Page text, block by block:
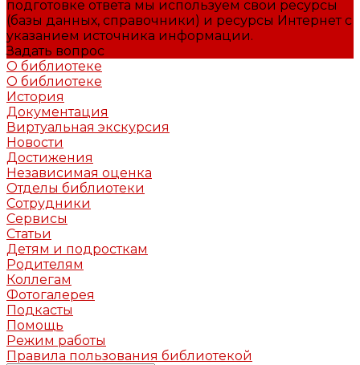
подготовке ответа мы используем свои ресурсы
(базы данных, справочники) и ресурсы Интернет с
указанием источника информации.
Задать вопрос
О библиотеке
О библиотеке
История
Документация
Виртуальная экскурсия
Новости
Достижения
Независимая оценка
Отделы библиотеки
Сотрудники
Сервисы
Статьи
Детям и подросткам
Родителям
Коллегам
Фотогалерея
Подкасты
Помощь
Режим работы
Правила пользования библиотекой